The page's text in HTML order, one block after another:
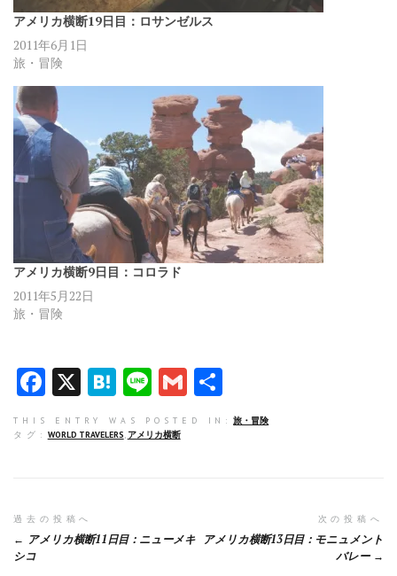
アメリカ横断19日目：ロサンゼルス
2011年6月1日
旅・冒険
アメリカ横断9日目：コロラド
2011年5月22日
旅・冒険
F
a
ce
o
k
X H
at
e
Li
n
e
G
m 有
THIS ENTRY WAS POSTED IN: 旅・冒険
タグ: WORLD TRAVELERS, アメリカ横断
投
稿
過去の投稿へ
アメリカ横断11日目：ニューメキ
シコ
次の投稿へ
アメリカ横断13日目：モニュメント
バレー